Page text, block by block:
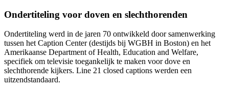
Ondertiteling voor doven en slechthorenden
Ondertiteling werd in de jaren 70 ontwikkeld door samenwerking
tussen het Caption Center (destijds bij WGBH in Boston) en het
Amerikaanse Department of Health, Education and Welfare,
specifiek om televisie toegankelijk te maken voor dove en
slechthorende kijkers. Line 21 closed captions werden een
uitzendstandaard.